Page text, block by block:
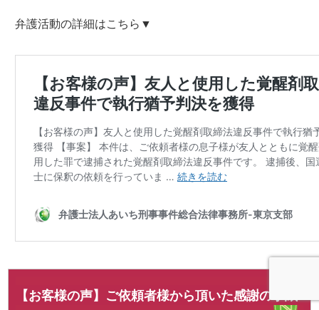
弁護活動の詳細はこちら▼
【お客様の声】ご依頼者様から頂いた感謝の手紙